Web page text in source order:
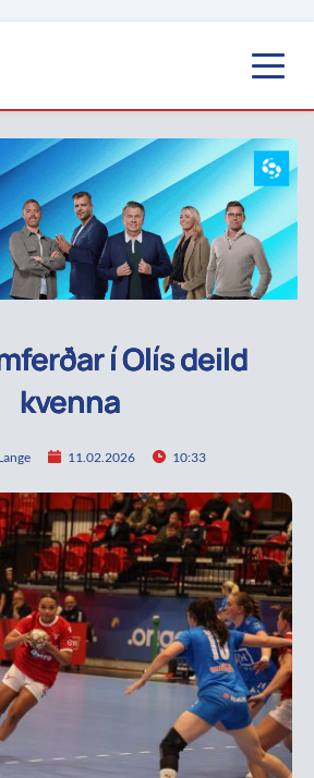
í Olís deild
kvenna
11.02.2026 10:33